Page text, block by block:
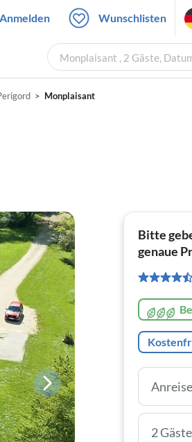
Anmelden Wunschlisten
Monplaisant , 2 Gäste,
Monplaisant
Bitte
genaue
2 Gäste